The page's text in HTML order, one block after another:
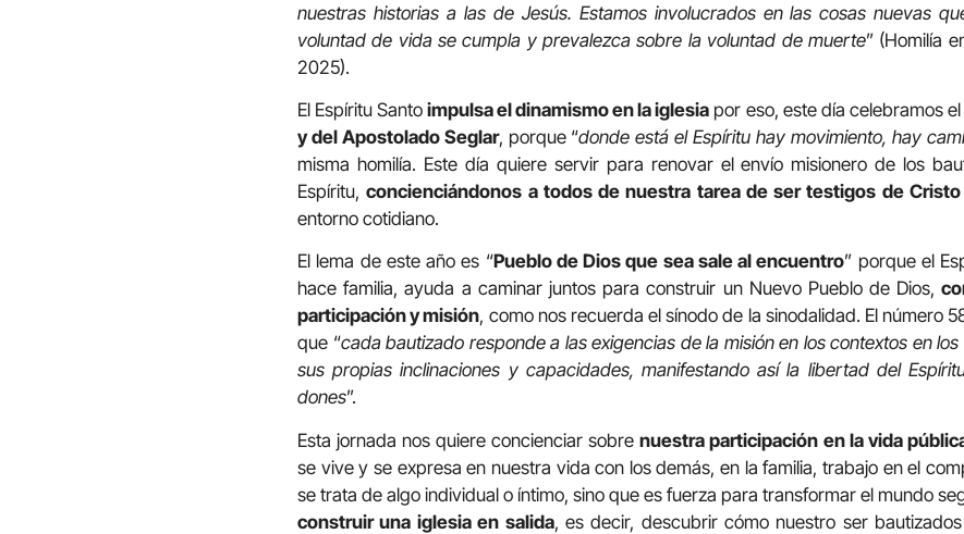
nuestras historias a las de Jesús. Estamos involucrados en las cosas nuevas
voluntad de vida se cumpla y prevalezca sobre la voluntad de muerte” (Homilía
2025).
El Espíritu Santoimpulsa el dinamismo en la iglesia por eso, este día celebramos
y del Apostolado Seglar, porque “donde está el Espíritu hay movimiento, hay
misma homilía. Este día quiere servir para renovar el envío misionero de los
Espíritu,concienciándonos a todos de nuestra tarea de ser testigos de Cristo
entorno cotidiano.
El lema de este año es “Pueblo de Dios que sea sale al encuentro” porque el
hace familia, ayuda a caminar juntos para construir un Nuevo Pueblo de Dios,
participación y misión, como nos recuerda el sínodo de la sinodalidad. El número
que “cada bautizado responde a las exigencias de la misión en los contextos en
sus propias inclinaciones y capacidades, manifestando así la libertad del
dones”.
Esta jornada nos quiere concienciar sobrenuestra participación en la vida
se vive y se expresa en nuestra vida con los demás, en la familia, trabajo en el
se trata de algo individual o íntimo, sino que es fuerza para transformar el mundo
construir una iglesia en salida, es decir, descubrir cómo nuestro ser